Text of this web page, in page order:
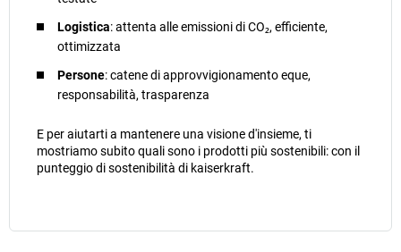
Logistica: attenta alle emissioni di CO₂, efficiente,
ottimizzata
Persone: catene di approvvigionamento eque,
responsabilità, trasparenza
E per aiutarti a mantenere una visione d'insieme, ti
mostriamo subito quali sono i prodotti più sostenibili: con il
punteggio di sostenibilità di kaiserkraft.